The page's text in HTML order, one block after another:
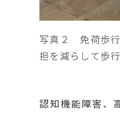
写真２ 免荷歩
担を減らして歩
認知機能障害、